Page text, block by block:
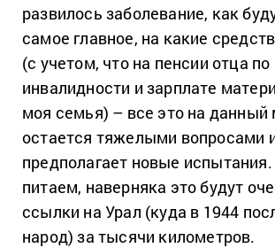
развилось заболевание, как
самое главное, на какие
(с учетом, что на пенсии отца по
инвалидности и зарплате
моя семья) – все это на данный
остается тяжелыми вопросами
предполагает новые
питаем, наверняка это будут
ссылки на Урал (куда в 1944
народ) за тысячи километров.